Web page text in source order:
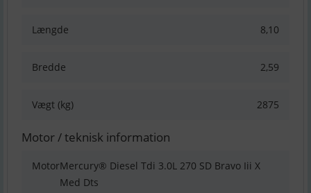
Længde 8,10
Bredde 2,59
Vægt (kg) 2875
Motor / teknisk information
MotorMercury® Diesel Tdi 3.0L 270 SD Bravo Iii X
Med Dts